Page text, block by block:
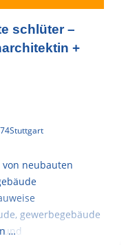
schlüter –
+
Stuttgart
neubauten
gewerbegebäude
und
…